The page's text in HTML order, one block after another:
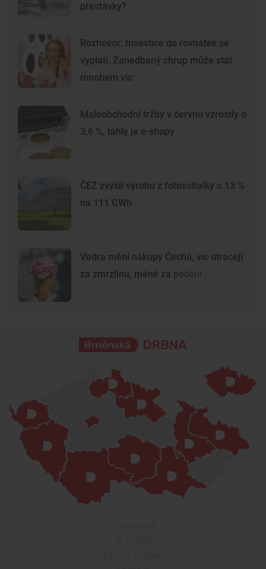
přestávky?
Rozhovor: Investice do rovnátek se
vyplatí. Zanedbaný chrup může stát
mnohem víc
Maloobchodní tržby v červnu vzrostly o
3,6 %, táhly je e-shopy
ČEZ zvýšil výrobu z fotovoltaiky o 13 %
na 111 GWh
Vedra mění nákupy Čechů, víc utrácejí
za zmrzlinu, méně za pečení